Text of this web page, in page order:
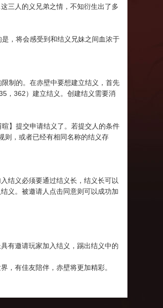
三人的义兄弟之情，不知衍生出了多
，将会感受到和结义兄妹之间血浓于
制的。在赤壁中要想建立结义，首先
，362）建立结义。创建结义需要消
】提交申请结义了。若提交人的条件
则，或者已经有相同名称的结义存
结义必须要通过结义长，结义长可以
义。被邀请人点击同意则可以成功加
有邀请玩家加入结义，踢出结义中的
，有佳友陪伴，赤壁将更加精彩。